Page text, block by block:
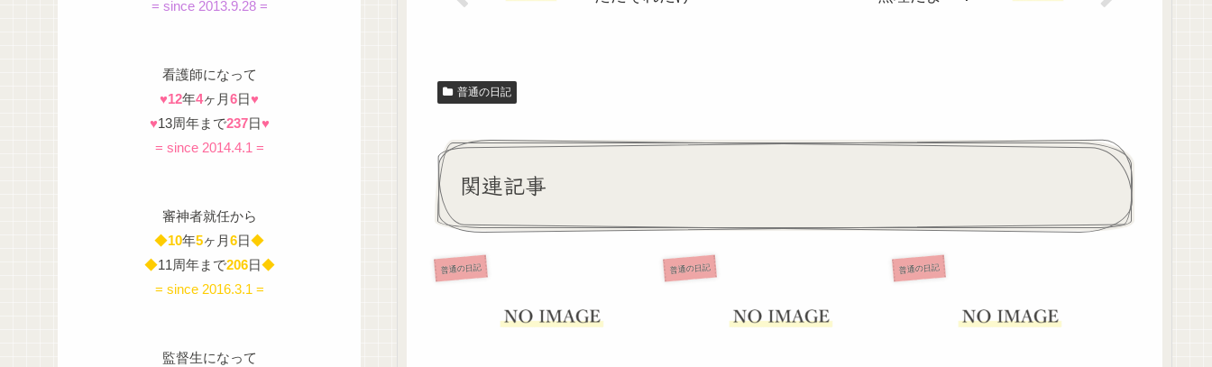
普通の日記
関連記事
普通の日記 普通の日記 普通の日記
= since 2013.9.28 =
看護師になって
♥12年4ヶ月6日♥
♥13周年まで237日♥
= since 2014.4.1 =
審神者就任から
◆10年5ヶ月6日◆
◆11周年まで206日◆
= since 2016.3.1 =
監督生になって